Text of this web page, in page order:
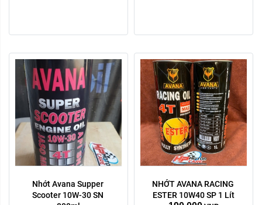
Nhớt Avana Supper
Scooter 10W-30 SN
NHỚT AVANA RACING
ESTER 10W40 SP 1 Lít